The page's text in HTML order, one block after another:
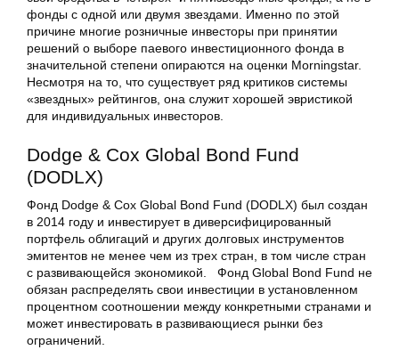
фонды с одной или двумя звездами. Именно по этой
причине многие розничные инвесторы при принятии
решений о выборе паевого инвестиционного фонда в
значительной степени опираются на оценки Morningstar.
Несмотря на то, что существует ряд критиков системы
«звездных» рейтингов, она служит хорошей эвристикой
для индивидуальных инвесторов.
Dodge & Cox Global Bond Fund
(DODLX)
Фонд Dodge & Cox Global Bond Fund (DODLX) был создан
в 2014 году и инвестирует в диверсифицированный
портфель облигаций и других долговых инструментов
эмитентов не менее чем из трех стран, в том числе стран
с развивающейся экономикой. Фонд Global Bond Fund не
обязан распределять свои инвестиции в установленном
процентном соотношении между конкретными странами и
может инвестировать в развивающиеся рынки без
ограничений.